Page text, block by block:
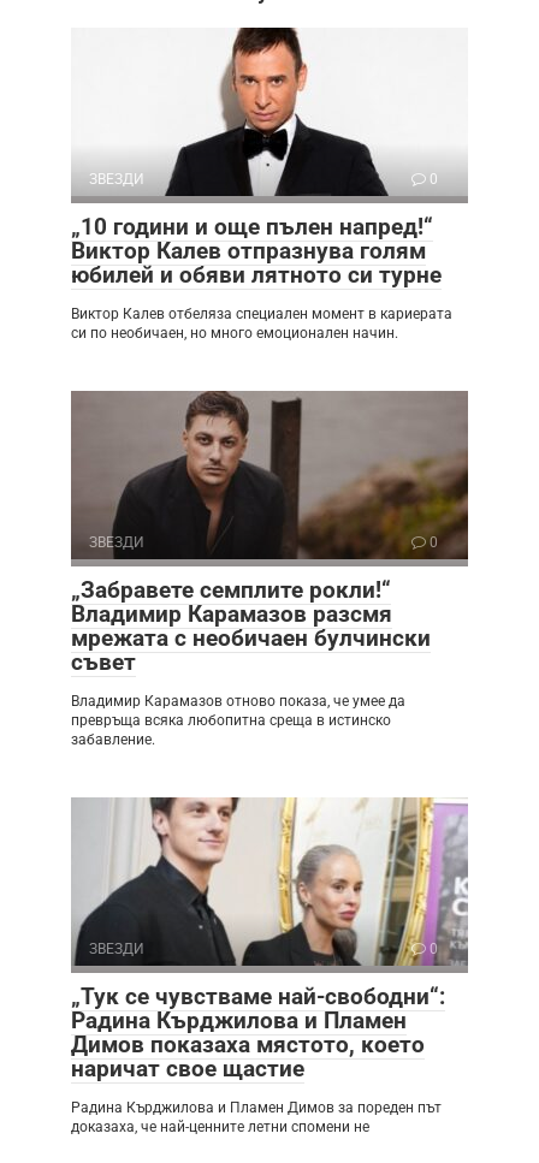
ЗВЕЗДИ 0
„10 години и още пълен напред!“
Виктор Калев отпразнува голям
юбилей и обяви лятното си турне
Виктор Калев отбеляза специален момент в кариерата
си по необичаен, но много емоционален начин.
ЗВЕЗДИ 0
„Забравете семплите рокли!“
Владимир Карамазов разсмя
мрежата с необичаен булчински
съвет
Владимир Карамазов отново показа, че умее да
превръща всяка любопитна среща в истинско
забавление.
ЗВЕЗДИ 0
„Тук се чувстваме най-свободни“:
Радина Кърджилова и Пламен
Димов показаха мястото, което
наричат свое щастие
Радина Кърджилова и Пламен Димов за пореден път
доказаха, че най-ценните летни спомени не